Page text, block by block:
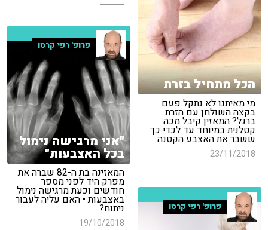
הכל מתחיל בזרת
מי מאיתנו לא נתקל פעם
בקצה השולחן עם הזרת
ברגל? המאזין קיבל מכה
קטלנית במיוחד עד לכדי כך
ששבר את האצבע הקטנה
23/11/2018
פרופ' רפי קרסו
"אני מרגישה נימול
בכל האצבעות"
המאזינה בת ה-82 שברה את
מפרק היד לפני מספר
חודשים וכעת מרגישה נימול
באצבעות • האם עליה לעבור
ניתוח?
19/10/2018
פרופ' רפי קרסו